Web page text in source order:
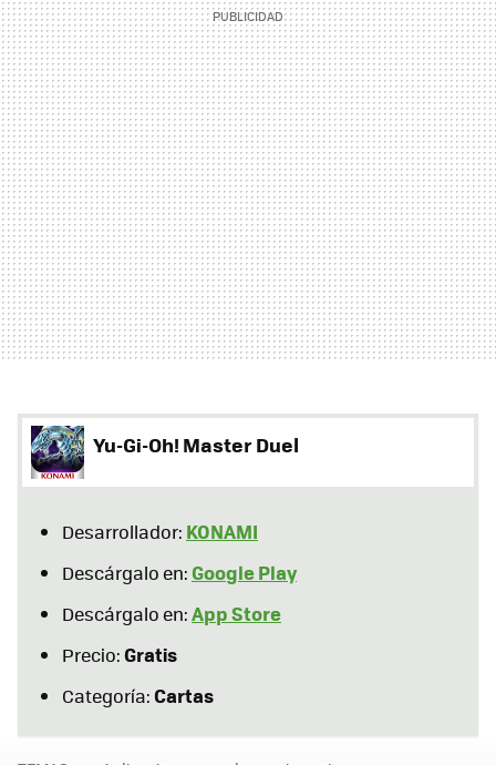
Yu-Gi-Oh! Master Duel
Desarrollador: KONAMI
Descárgalo en: Google Play
Descárgalo en:App Store
Precio:Gratis
Categoría:Cartas